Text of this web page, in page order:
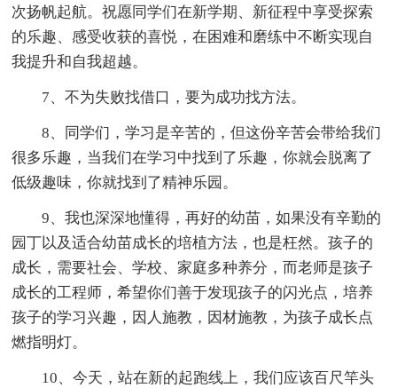
次扬帆起航。祝愿同学们在新学期、新征程中享受探索
的乐趣、感受收获的喜悦，在困难和磨练中不断实现自
我提升和自我超越。
7、不为失败找借口，要为成功找方法。
8、同学们，学习是辛苦的，但这份辛苦会带给我们
很多乐趣，当我们在学习中找到了乐趣，你就会脱离了
低级趣味，你就找到了精神乐园。
9、我也深深地懂得，再好的幼苗，如果没有辛勤的
园丁以及适合幼苗成长的培植方法，也是枉然。孩子的
成长，需要社会、学校、家庭多种养分，而老师是孩子
成长的工程师，希望你们善于发现孩子的闪光点，培养
孩子的学习兴趣，因人施教，因材施教，为孩子成长点
燃指明灯。
10、今天，站在新的起跑线上，我们应该百尺竿头